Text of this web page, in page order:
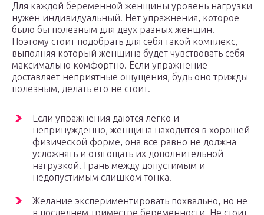
Для каждой беременной женщины уровень нагрузки
нужен индивидуальный. Нет упражнения, которое
было бы полезным для двух разных женщин.
Поэтому стоит подобрать для себя такой комплекс,
выполняя который женщина будет чувствовать себя
максимально комфортно. Если упражнение
доставляет неприятные ощущения, будь оно трижды
полезным, делать его не стоит.
Если упражнения даются легко и
непринужденно, женщина находится в хорошей
физической форме, она все равно не должна
усложнять и отягощать их дополнительной
нагрузкой. Грань между допустимым и
недопустимым слишком тонка.
Желание экспериментировать похвально, но не
в последнем триместре беременности. Не стоит